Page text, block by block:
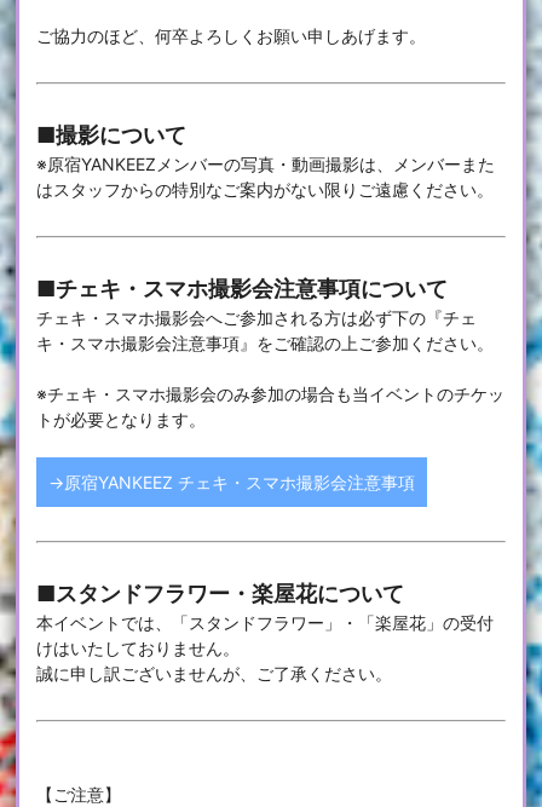
ご協力のほど、何卒よろしくお願い申しあげます。
■撮影について
※原宿YANKEEZメンバーの写真・動画撮影は、メンバーまた
はスタッフからの特別なご案内がない限りご遠慮ください。
■チェキ・スマホ撮影会注意事項について
チェキ・スマホ撮影会へご参加される方は必ず下の『チェ
キ・スマホ撮影会注意事項』をご確認の上ご参加ください。
※チェキ・スマホ撮影会のみ参加の場合も当イベントのチケッ
トが必要となります。
→原宿YANKEEZ チェキ・スマホ撮影会注意事項
■スタンドフラワー・楽屋花について
本イベントでは、「スタンドフラワー」・「楽屋花」の受付
けはいたしておりません。
誠に申し訳ございませんが、ご了承ください。
【ご注意】